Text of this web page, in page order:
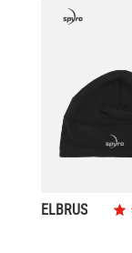
ELBRUS